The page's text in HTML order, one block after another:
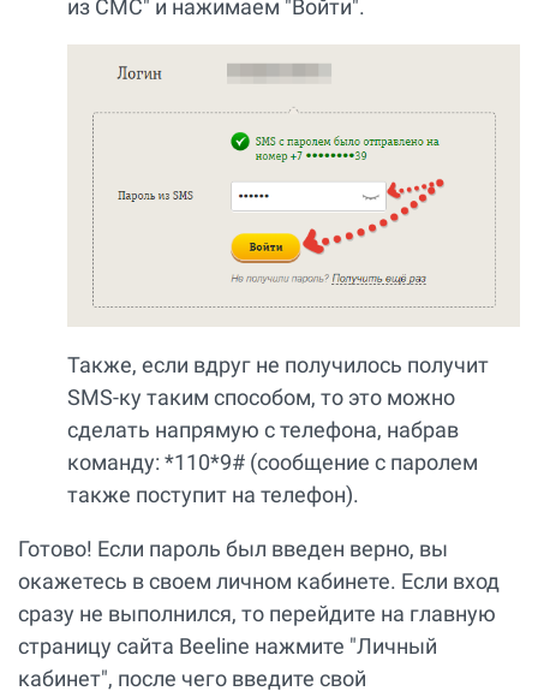
из СМС" и нажимаем "Войти".
Также, если вдруг не получилось получит
SMS-ку таким способом, то это можно
сделать напрямую с телефона, набрав
команду: *110*9# (сообщение с паролем
также поступит на телефон).
Готово! Если пароль был введен верно, вы
окажетесь в своем личном кабинете. Если вход
сразу не выполнился, то перейдите на главную
страницу сайта Beeline нажмите "Личный
кабинет", после чего введите свой